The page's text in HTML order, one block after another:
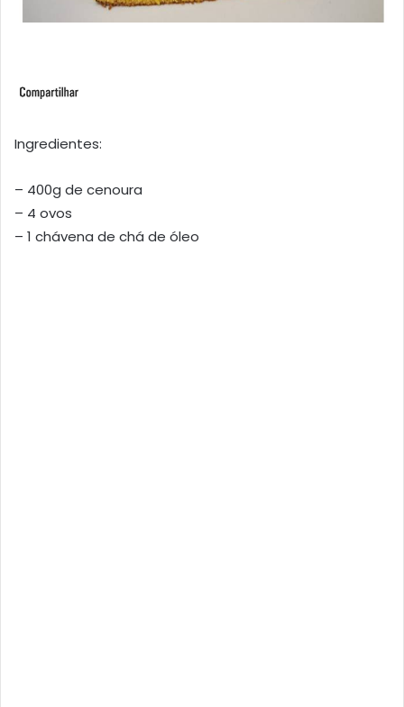
Ingredientes:
– 400g de cenoura
– 4 ovos
– 1 chávena de chá de óleo